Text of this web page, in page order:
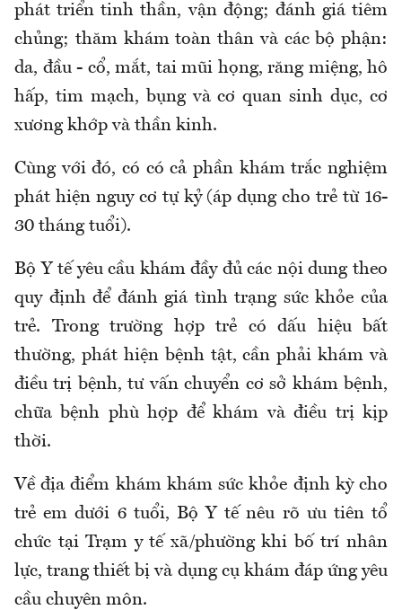
phát triển tinh thần, vận động; đánh giá tiêm
chủng; thăm khám toàn thân và các bộ phận:
da, đầu - cổ, mắt, tai mũi họng, răng miệng, hô
hấp, tim mạch, bụng và cơ quan sinh dục, cơ
xương khớp và thần kinh.
Cùngvới đó, có có cả phần khám trắc nghiệm
phát hiện nguy cơ tự kỷ (áp dụng cho trẻ từ 16-
30 tháng tuổi).
Bộ Y tế yêu cầu khám đầy đủ các nội dung theo
quy định để đánh giá tình trạng sức khỏe của
trẻ. Trong trường hợp trẻ có dấu hiệu bất
thường, phát hiện bệnh tật, cần phải khám và
điều trị bệnh, tư vấn chuyển cơ sở khám bệnh,
chữa bệnh phù hợp để khám và điều trị kịp
thời.
Về địa điểm khám khám sức khỏe định kỳ cho
trẻ em dưới 6 tuổi, Bộ Y tế nêu rõ ưu tiên tổ
chức tại Trạm y tế xã/phường khi bố trí nhân
lực, trang thiết bị và dụng cụ khám đáp ứng yêu
cầu chuyên môn.